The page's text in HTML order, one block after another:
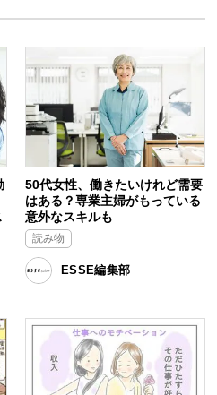
50代女性、働きたいけれど需要
はある？専業主婦がもっている
意外なスキルも
読み物
ESSE編集部